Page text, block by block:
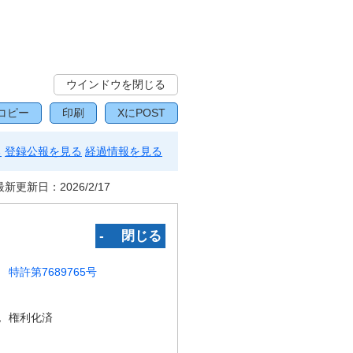
ウインドウを閉じる
ピー 印刷 XにPOST
登録公報を見る 経過情報を見る
新更新日： 2026/2/17
‐ 閉じる
特許第7689765号
権利化済